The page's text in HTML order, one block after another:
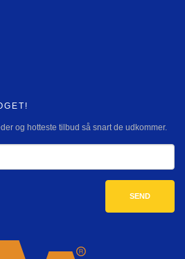
og hotteste tilbud så snart de udkommer.